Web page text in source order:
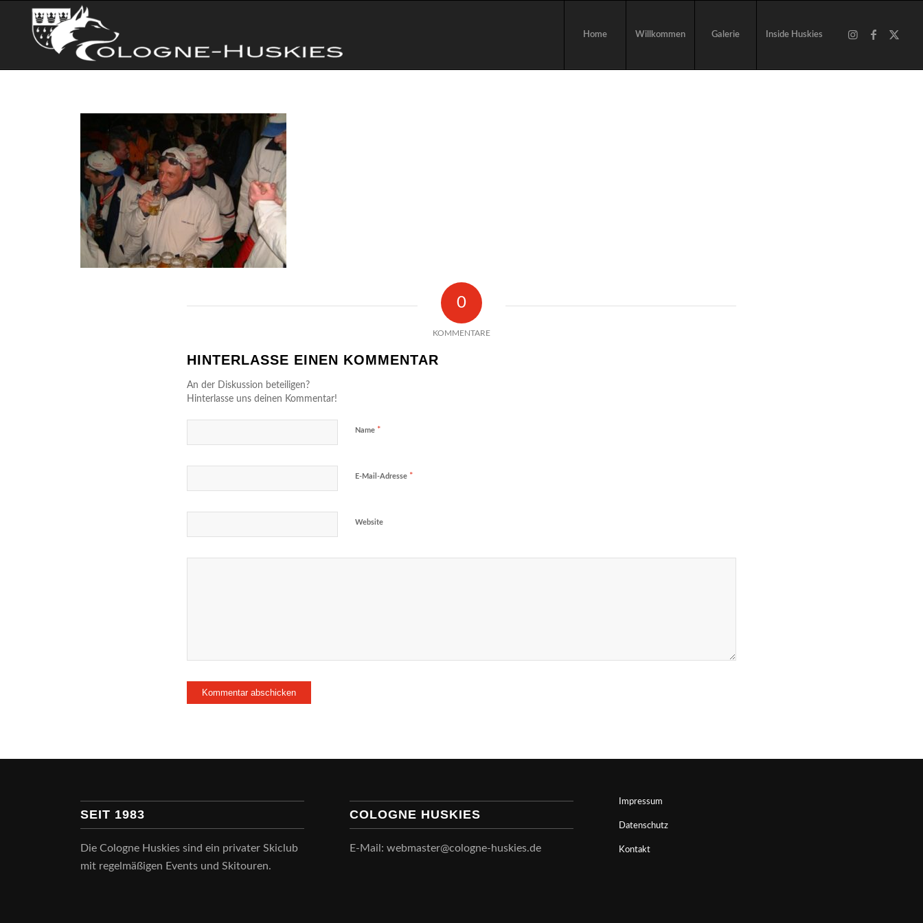
Home Willkommen Galerie Inside Huskies
0
KOMMENTARE
HINTERLASSE EINEN KOMMENTAR
An der Diskussion beteiligen?
Hinterlasse uns deinen Kommentar!
Name *
E-Mail-Adresse *
Website
SEIT 1983
Die Cologne Huskies sind ein privater Skiclub
mit regelmäßigen Events und Skitouren.
COLOGNE HUSKIES
E-Mail: webmaster@cologne-huskies.de
Impressum
Datenschutz
Kontakt